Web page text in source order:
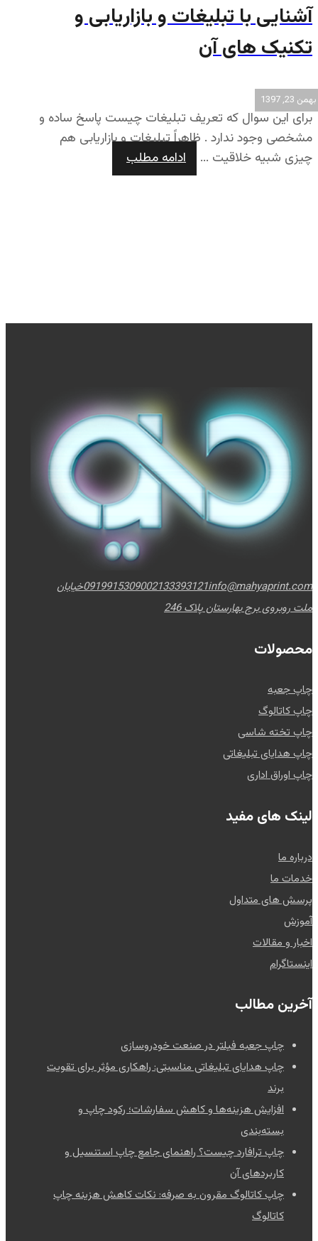
آشنایی با تبلیغات و بازاریابی و
تکنیک های آن
بهمن 23, 1397
برای این سوال که تعریف تبلیغات چیست پاسخ ساده و
مشخصی وجود ندارد . ظاهراً تبلیغات و بازاریابی هم
چیزی شبیه خلاقیت ...
ادامه مطلب
0919915309002133393121info@mahyaprint.com
خیابان
ملت روبروی برج بهارستان پلاک 246
محصولات
چاپ جعبه
چاپ کاتالوگ
چاپ تخته شاسی
چاپ هدایای تبلیغاتی
چاپ اوراق اداری
لینک های مفید
درباره ما
خدمات ما
پرسش های متداول
آموزش
اخبار و مقالات
اینستاگرام
آخرین مطالب
چاپ جعبه فیلتر در صنعت خودروسازی
چاپ هدایای تبلیغاتی مناسبتی: راهکاری مؤثر برای تقویت
برند
افزایش هزینه‌ها و کاهش سفارشات؛ رکود چاپ و
بسته‌بندی
چاپ ترافارد چیست؟ راهنمای جامع چاپ استنسیل و
کاربردهای آن
چاپ کاتالوگ مقرون به صرفه: نکات کاهش هزینه چاپ
کاتالوگ